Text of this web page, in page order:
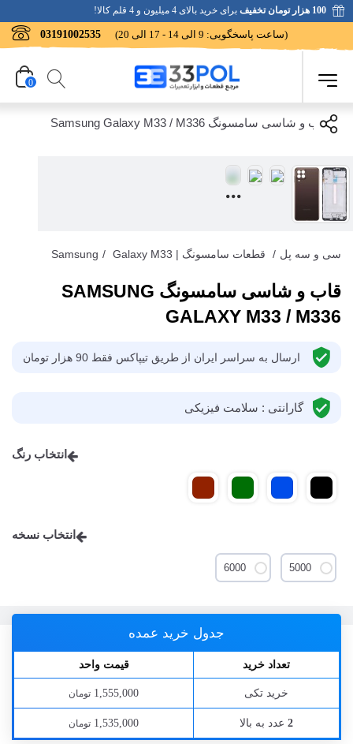
100 هزار تومان تخفیف برای خرید بالای 4 میلیون و 4 قلم کالا!
03191002535 (ساعت پاسخگویی: 9 الی 14 - 17 الی 20)
0
سی و سه پل / قطعات سامسونگ | Samsung / Galaxy M33
قاب و شاسی سامسونگ SAMSUNG
GALAXY M33 / M336
ارسال به سراسر ایران از طریق تیپاکس فقط 90 هزار تومان
گارانتی : سلامت فیزیکی
انتخاب رنگ
انتخاب نسخه
5000
6000
جدول خرید عمده
تعداد خرید قیمت واحد
خرید تکی 1,555,000 تومان
2 عدد به بالا 1,535,000 تومان